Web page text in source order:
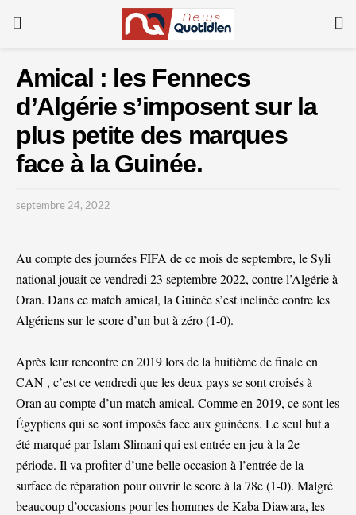
Amical : les Fennecs
d’Algérie s’imposent sur la
plus petite des marques
face à la Guinée.
septembre 24, 2022
Au compte des journées FIFA de ce mois de septembre, le Syli
national jouait ce vendredi 23 septembre 2022, contre l’Algérie à
Oran. Dans ce match amical, la Guinée s’est inclinée contre les
Algériens sur le score d’un but à zéro (1-0).
Après leur rencontre en 2019 lors de la huitième de finale en
CAN , c’est ce vendredi que les deux pays se sont croisés à
Oran au compte d’un match amical. Comme en 2019, ce sont les
Égyptiens qui se sont imposés face aux guinéens. Le seul but a
été marqué par Islam Slimani qui est entrée en jeu à la 2e
période. Il va profiter d’une belle occasion à l’entrée de la
surface de réparation pour ouvrir le score à la 78e (1-0). Malgré
beaucoup d’occasions pour les hommes de Kaba Diawara, les